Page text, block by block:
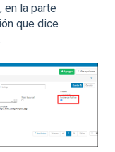
en la parte
que dice